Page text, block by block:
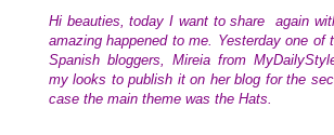
Hi beauties, today I want to share again
amazing happened to me. Yesterday one of
Spanish bloggers, Mireia from
my looks to publish it on her blog for the
case the main theme was the Hats.